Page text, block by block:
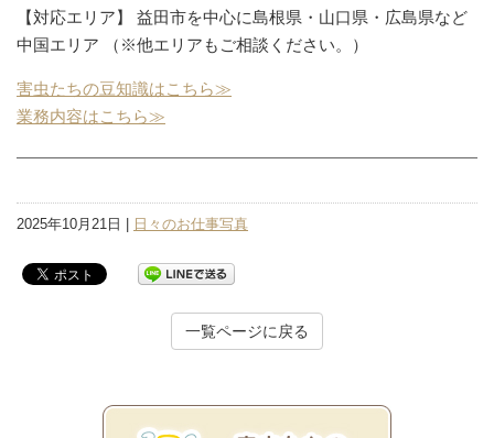
【対応エリア】 益田市を中心に島根県・山口県・広島県など
中国エリア （※他エリアもご相談ください。）
害虫たちの豆知識はこちら≫
業務内容はこちら≫
2025年10月21日 | 日々のお仕事写真
一覧ページに戻る